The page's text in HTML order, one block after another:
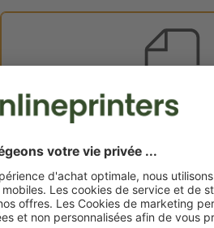
Vos fichiers
Vous pouvez télécharger vos fichiers
après l'achat.